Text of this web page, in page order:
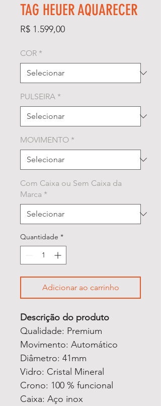
TAG HEUER AQUARECER
R$ 1.599,00Preço
COR *
PULSEIRA *
MOVIMENTO *
Com Caixa ou Sem Caixa da
Marca *
Quantidade *
Adicionar ao carrinho
Descrição do produto
Qualidade: Premium
Movimento: Automático
Diâmetro: 41mm
Vidro: Cristal Mineral
Crono: 100 % funcional
Caixa: Aço inox